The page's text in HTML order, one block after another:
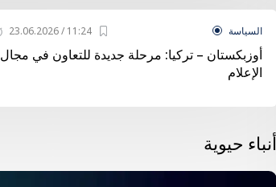
السياسة 11:24 / 23.06.2026
أوزبكستان – تركيا: مرحلة جديدة للتعاون في مجال
الإعلام
أنباء حيوية